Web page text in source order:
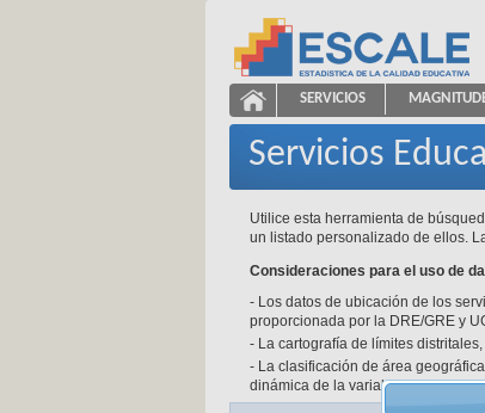
ESCALE - Unidad de
Servicios Educativos
NAVEGACIÓN
SERVICIOS
Servicios
Utilice esta herramienta de
un listado personalizado de ellos.
Consideraciones para el uso de
- Los datos de ubicación de los
proporcionada por la DRE/GRE y
- La cartografía de límites
- La clasificación de área
dinámica de la variable y a las